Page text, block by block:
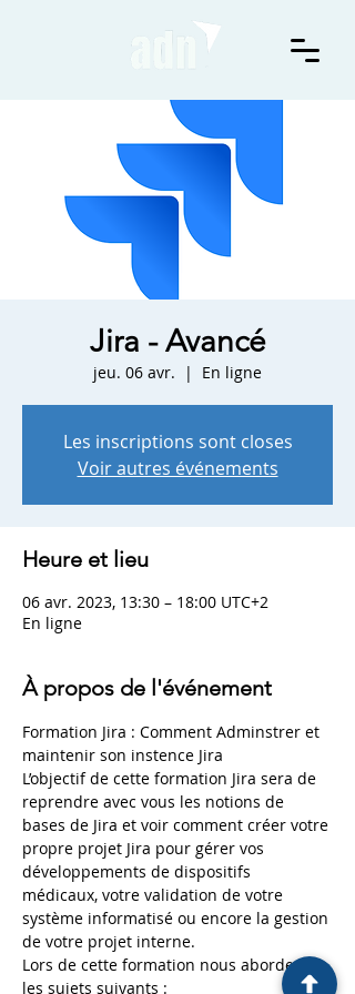
Jira - Avancé
jeu. 06 avr.
  |
En ligne
Les inscriptions sont closes
Voir autres événements
Heure et lieu
06 avr. 2023, 13:30 – 18:00 UTC+2
En ligne
À propos de l'événement
Formation Jira : Comment Adminstrer et
maintenir son instence Jira
L’objectif de cette formation Jira sera de
reprendre avec vous les notions de
bases de Jira et voir comment créer votre
propre projet Jira pour gérer vos
développements de dispositifs
médicaux, votre validation de votre
système informatisé ou encore la gestion
de votre projet interne.
Lors de cette formation nous aborderons
les sujets suivants :